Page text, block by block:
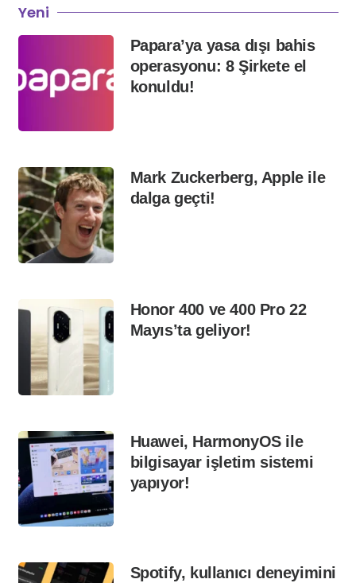
Yeni
Papara’ya yasa dışı bahis
operasyonu: 8 Şirkete el
konuldu!
Mark Zuckerberg, Apple ile
dalga geçti!
Honor 400 ve 400 Pro 22
Mayıs’ta geliyor!
Huawei, HarmonyOS ile
bilgisayar işletim sistemi
yapıyor!
Spotify, kullanıcı deneyimini